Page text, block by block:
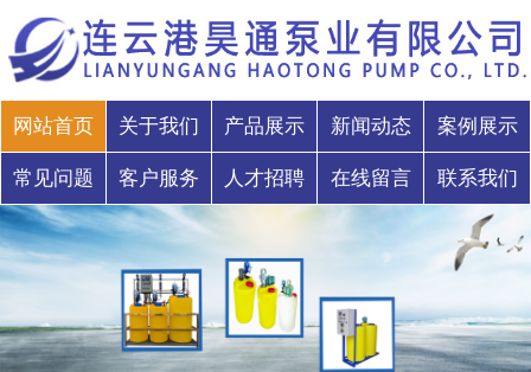
网站首页 关于我们 产品展示 新闻动态 案例展示
常见问题 客户服务 人才招聘 在线留言 联系我们